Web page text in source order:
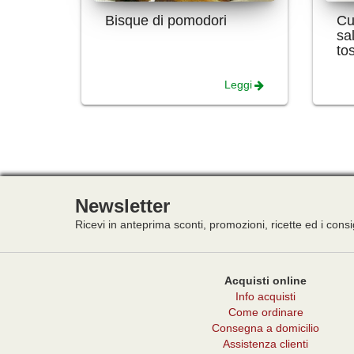
Bisque di pomodori
Leggi
Newsletter
Ricevi in anteprima sconti, promozioni, ricette ed i
Acquisti online
Info acquisti
Come ordinare
Consegna a domicilio
Assistenza clienti